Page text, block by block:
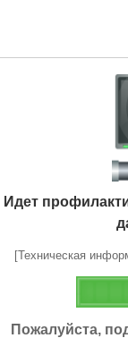
Идет
[Техническая
Пожалуйста,